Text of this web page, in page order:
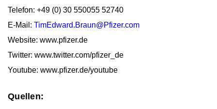
Telefon: +49 (0) 30 550055 52740
E-Mail: TimEdward.Braun@Pfizer.com
Website: www.pfizer.de
Twitter: www.twitter.com/pfizer_de
Youtube: www.pfizer.de/youtube
Quellen: